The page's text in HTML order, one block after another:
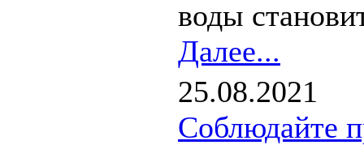
воды
Далее...
25.08.2021
Соблюдайте